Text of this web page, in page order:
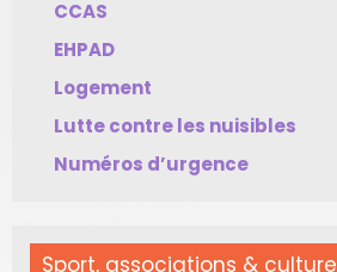
CCAS
EHPAD
Logement
Lutte contre les nuisibles
Numéros d’urgence
Sport, associations & culture